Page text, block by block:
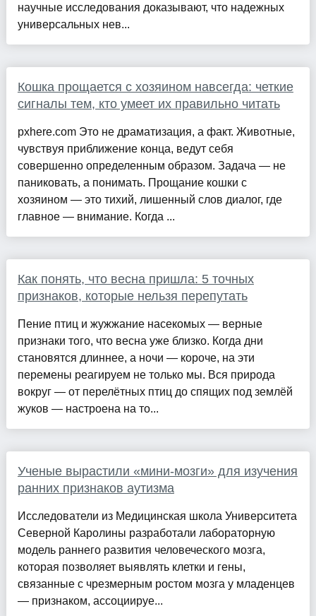
научные исследования доказывают, что надежных
универсальных нев...
Кошка прощается с хозяином навсегда: четкие
сигналы тем, кто умеет их правильно читать
pxhere.com Это не драматизация, а факт. Животные,
чувствуя приближение конца, ведут себя
совершенно определенным образом. Задача — не
паниковать, а понимать. Прощание кошки с
хозяином — это тихий, лишенный слов диалог, где
главное — внимание. Когда ...
Как понять, что весна пришла: 5 точных
признаков, которые нельзя перепутать
Пение птиц и жужжание насекомых — верные
признаки того, что весна уже близко. Когда дни
становятся длиннее, а ночи — короче, на эти
перемены реагируем не только мы. Вся природа
вокруг — от перелётных птиц до спящих под землёй
жуков — настроена на то...
Ученые вырастили «мини-мозги» для изучения
ранних признаков аутизма
Исследователи из Медицинская школа Университета
Северной Каролины разработали лабораторную
модель раннего развития человеческого мозга,
которая позволяет выявлять клетки и гены,
связанные с чрезмерным ростом мозга у младенцев
— признаком, ассоциируе...